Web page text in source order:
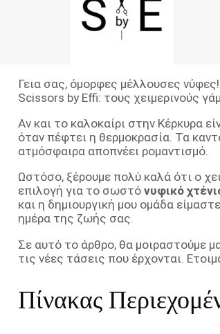
Γεια σας, όμορφες μέλλουσες
Scissors by Effi: τους χειμερινούς
Αν και το καλοκαίρι στην Κέρκυρα
όταν πέφτει η θερμοκρασία. Τα
ατμόσφαιρα αποπνέει ρομαντισμό.
Ωστόσο, ξέρουμε πολύ καλά ότι ο
επιλογή για το σωστόνυφικό
και η δημιουργική μου ομάδα
ημέρα της ζωής σας.
Σε αυτό το άρθρο, θα μοιραστούμε
τις νέες τάσεις που έρχονται.
Πίνακας